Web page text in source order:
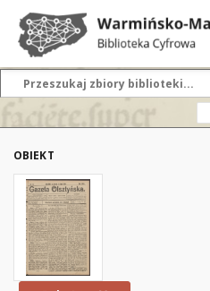
OBIEKT